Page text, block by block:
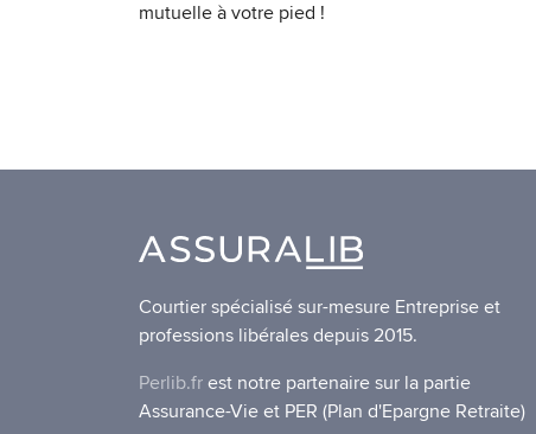
mutuelle à votre pied !
Courtier spécialisé sur-mesure Entreprise et
professions libérales depuis 2015.
Perlib.fr est notre partenaire sur la partie
Assurance-Vie et PER (Plan d'Epargne Retraite)